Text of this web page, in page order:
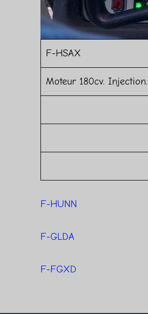
F-HSAX
Moteur 180cv. Injection.
F-HUNN
F-GLDA
F-FGXD